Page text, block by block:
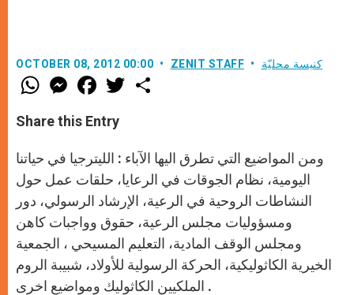
OCTOBER 08, 2012 00:00 ZENIT STAFF كنيسة محليّة
W
h
t
s
p
M
e
s
e
g
e
F
a
e
b
o
k
w
r
Share this Entry
ومن المواضيع التي تطرق اليها الآباء : الليترجيا في حياتنا
اليومية، نظام الجوقات في الرعايا، حلقات عمل حول
النشاطات الروحية في الرعية، الإرشاد الرسولي، دور
ومسؤوليات مجلس الرعية، حقوق وواجبات كاهن
ومجلس الوقف المادية، التعليم المسيحي ، الجمعية
الخيرية الكاثوليكية، الحركة الرسولية للأولاد، شبيبة الروم
الملكيين الكاثوليك ومواضيع اخرى .